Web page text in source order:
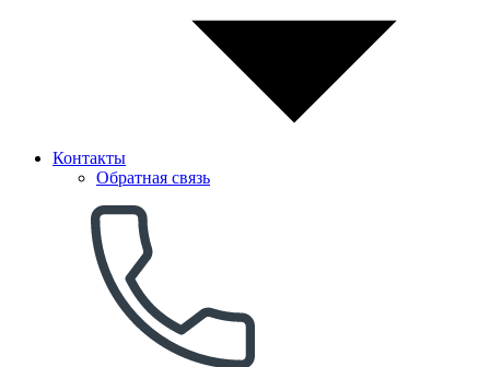
Контакты
Обратная связь